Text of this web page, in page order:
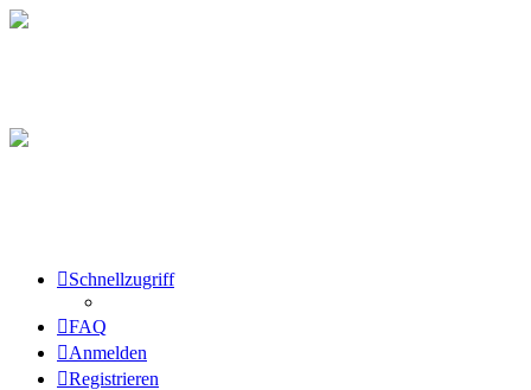
Schnellzugriff
FAQ
Anmelden
Registrieren